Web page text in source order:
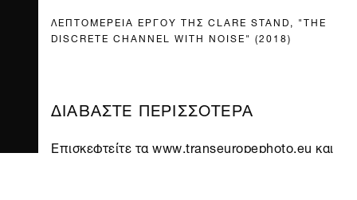
ΛΕΠΤΟΜΕΡΕΙΑ ΕΡΓΟΥ ΤΗΣ CLARE STAND, "THE
DISCRETE CHANNEL WITH NOISE" (2018)
ΔΙΑΒΑΣΤΕ ΠΕΡΙΣΣΟΤΕΡΑ
Επισκεφτείτε ταwww.transeuropephoto.eu και